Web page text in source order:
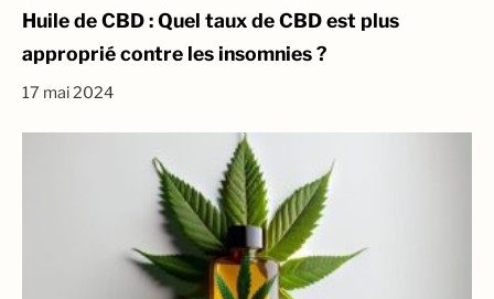
Huile de CBD : Quel taux de CBD est plus
approprié contre les insomnies ?
17 mai 2024